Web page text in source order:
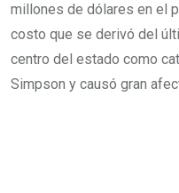
millones de dólares en el
costo que se derivó del
centro del estado como
Simpson y causó gran